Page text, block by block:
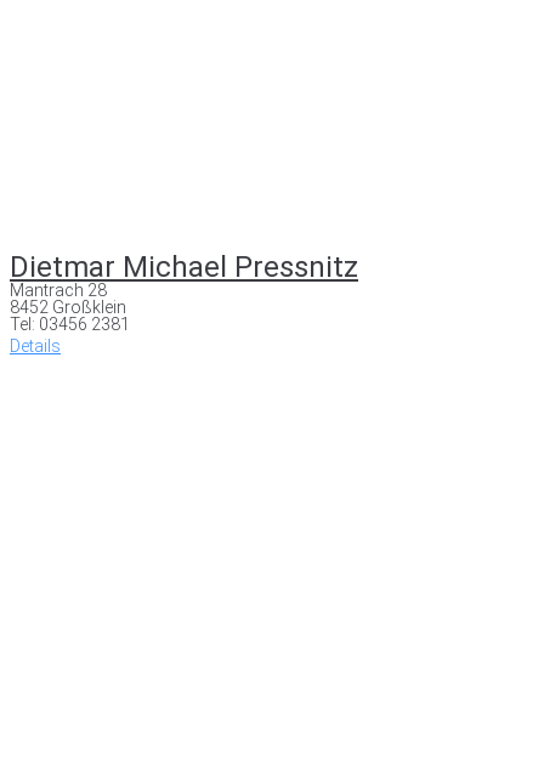
Dietmar Michael Pressnitz
Mantrach 28
8452 Großklein
Tel: 03456 2381
Details